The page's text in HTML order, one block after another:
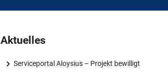
Aktuelles
Serviceportal Aloysius – Projekt bewilligt